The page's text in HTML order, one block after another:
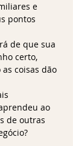
pontos
certo,
coisas dão
ao
de outras